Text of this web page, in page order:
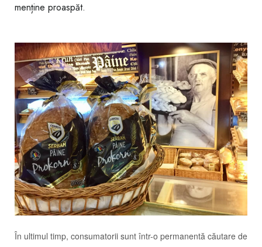
menține proaspăt.
În ultimul timp, consumatorii sunt într-o permanentă căutare de